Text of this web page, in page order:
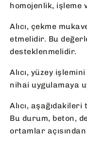
homojenlik, işleme
Alıcı, çekme
etmelidir. Bu
desteklenmelidir.
Alıcı, yüzey
nihai uygulamaya
Alıcı,
Bu durum, beton,
ortamlar